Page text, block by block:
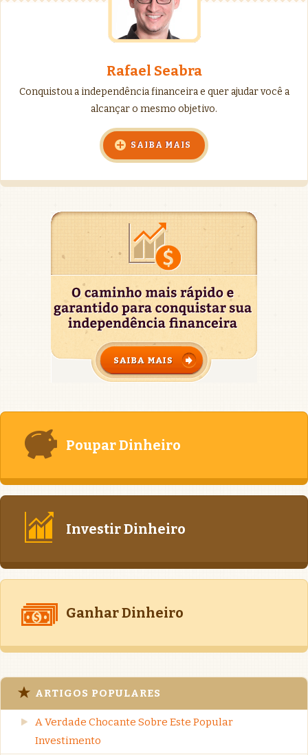
Rafael Seabra
Conquistou a independência financeira e quer ajudar você a
alcançar o mesmo objetivo.
SAIBA MAIS
Poupar Dinheiro
Investir Dinheiro
Ganhar Dinheiro
ARTIGOS POPULARES
A Verdade Chocante Sobre Este Popular
Investimento